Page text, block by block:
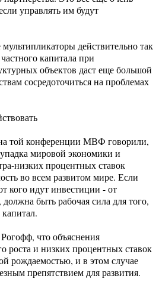
управлять им будут
действительно так
капитала при
объектов даст еще большой
сосредоточиться на проблемах
той конференции МВФ говорили,
мировой экономики и
низких процентных ставок
во всем развитом мире. Если
кого идут инвестиции - от
должна быть рабочая сила для того,
что объяснения
роста и низких процентных ставок
рождаемостью, и в этом случае
препятствием для развития.